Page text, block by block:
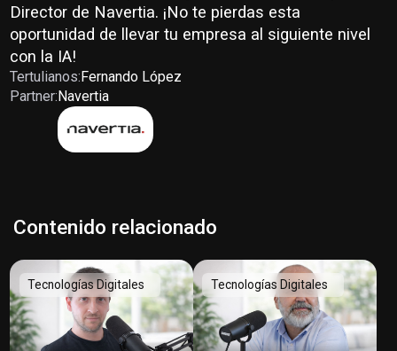
Director de Navertia. ¡No te pierdas esta
oportunidad de llevar tu empresa al siguiente nivel
con la IA!
Tertulianos:Fernando López
Partner:Navertia
Contenido relacionado
Tecnologías Digitales Tecnologías Digitales